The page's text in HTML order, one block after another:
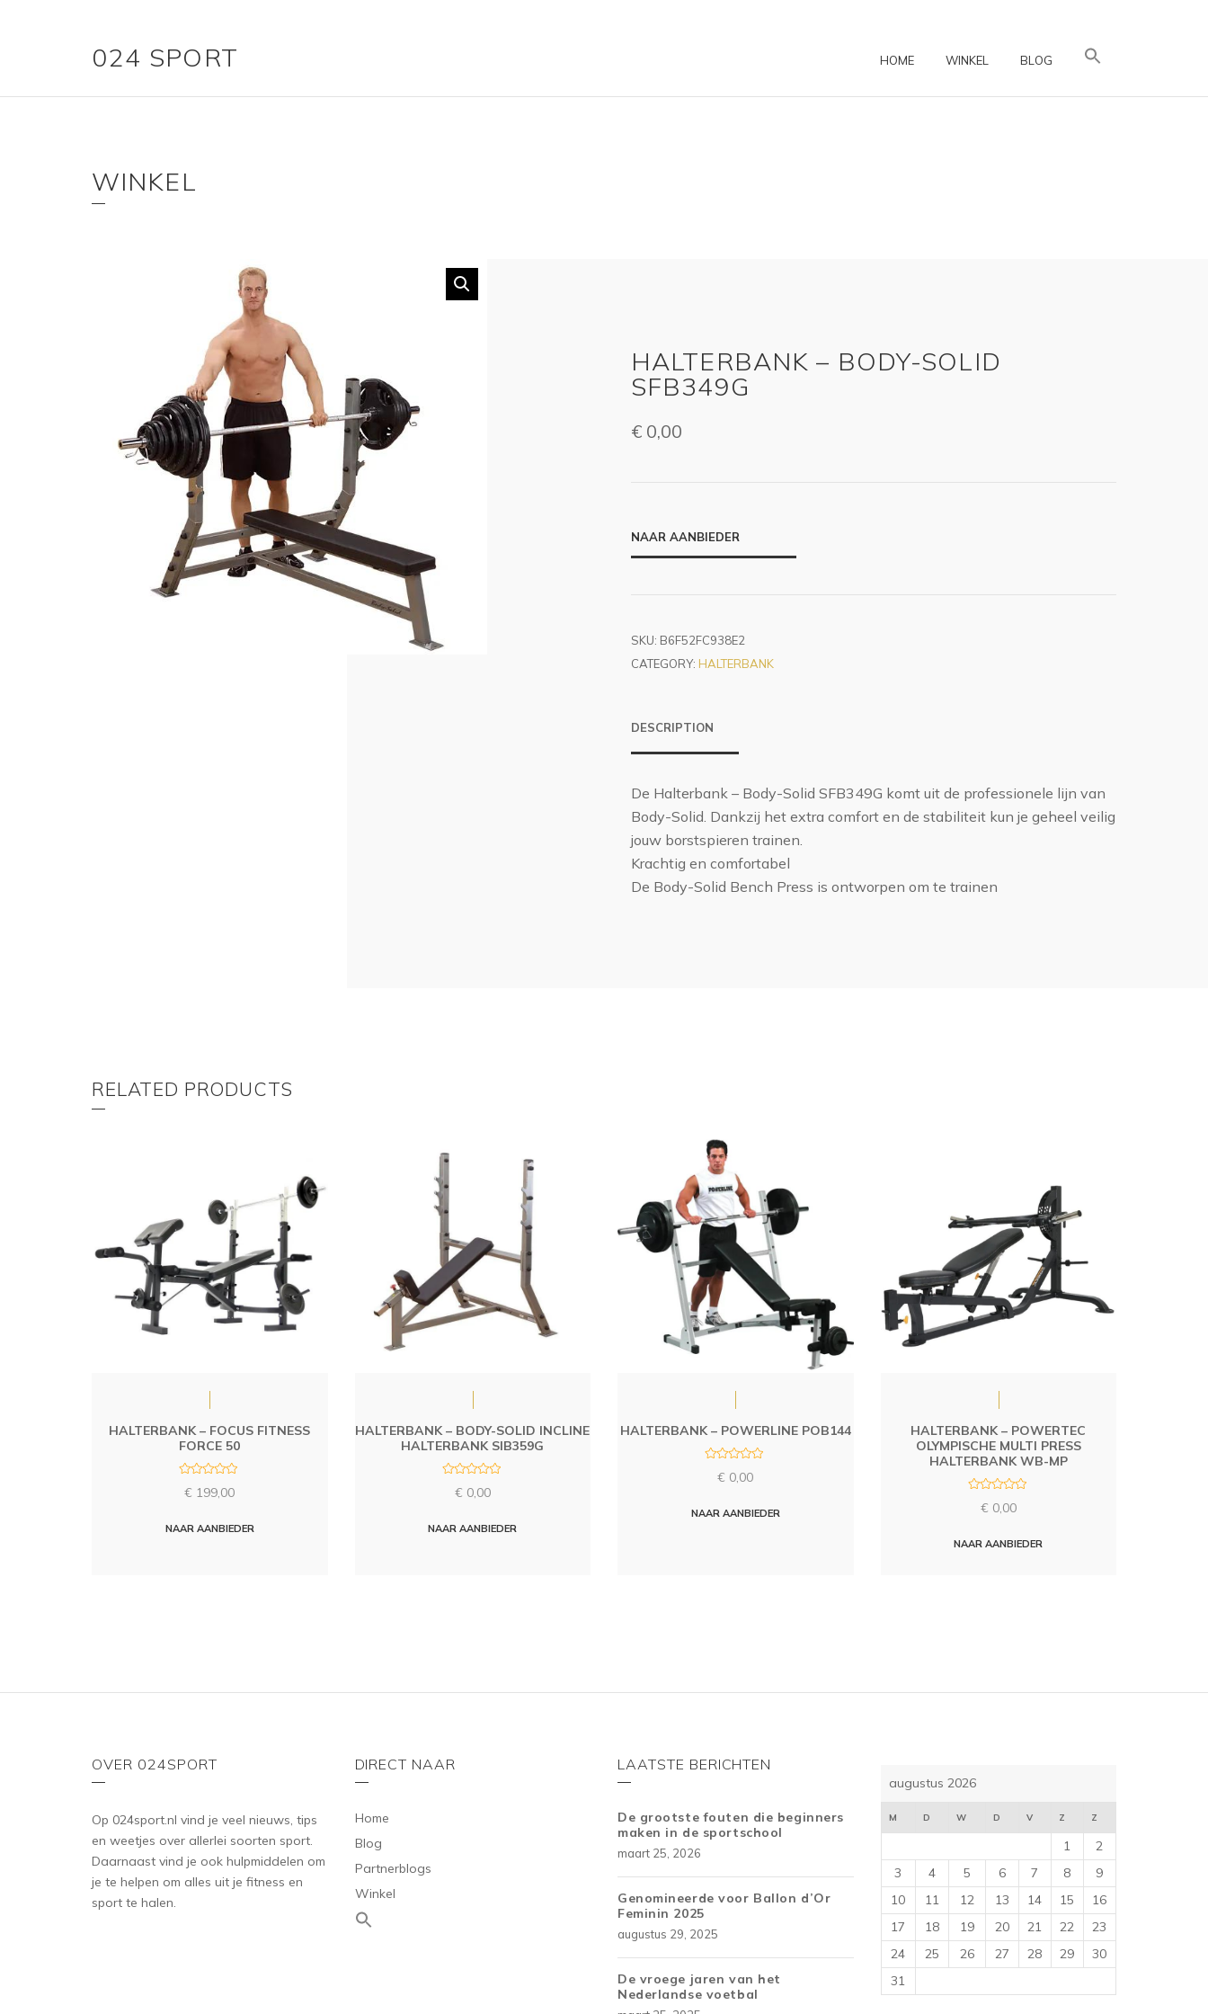
024 SPORT HOME WINKEL BLOG
WINKEL
HALTERBANK – BODY-SOLID
SFB349G
€ 0,00
NAAR AANBIEDER
SKU: B6F52FC938E2
CATEGORY: HALTERBANK
DESCRIPTION
De Halterbank – Body-Solid SFB349G komt uit de professionele lijn van
Body-Solid. Dankzij het extra comfort en de stabiliteit kun je geheel veilig
jouw borstspieren trainen.
Krachtig en comfortabel
De Body-Solid Bench Press is ontworpen om te trainen
RELATED PRODUCTS
HALTERBANK – FOCUS FITNESS
FORCE 50
a
d
€ 199,00
NAAR AANBIEDER
HALTERBANK – BODY-SOLID INCLINE
HALTERBANK SIB359G
d
€ 0,00
NAAR AANBIEDER
HALTERBANK – POWERLINE POB144
d
€ 0,00
NAAR AANBIEDER
HALTERBANK – POWERTEC
OLYMPISCHE MULTI PRESS
HALTERBANK WB-MP
d
€ 0,00
NAAR AANBIEDER
OVER 024SPORT
Op 024sport.nl vind je veel nieuws, tips
en weetjes over allerlei soorten sport.
Daarnaast vind je ook hulpmiddelen om
je te helpen om alles uit je fitness en
sport te halen.
DIRECT NAAR
Home
Blog
Partnerblogs
Winkel
LAATSTE BERICHTEN
De grootste fouten die beginners
maken in de sportschool
maart 25, 2026
Genomineerde voor Ballon d’Or
Feminin 2025
augustus 29, 2025
De vroege jaren van het
Nederlandse voetbal
augustus 2026
M D W D V Z Z
1
2
3
4 5 6 7 8
9
10
11 12 13 14 15
16
17
18 19 20 21 22
23
24
25 26 27 28 29
30
31